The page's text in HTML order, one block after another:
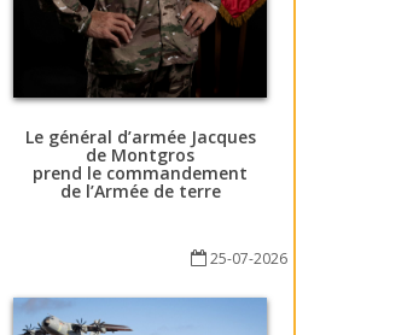
Le général d’armée Jacques
de Montgros
prend le commandement
de l’Armée de terre
25-07-2026